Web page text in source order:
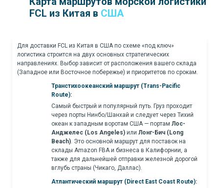
FCL из Китая в США
Для доставки FCL из Китая в США по схеме «под ключ»
логистика строится на двух основных стратегических
направлениях. Выбор зависит от расположения вашего склада
(Западное или Восточное побережье) и приоритетов по срокам.
Транстихоокеанский маршрут (Trans-Pacific
Route):
Самый быстрый и популярный путь. Груз проходит
через порты Нинбо/Шанхай и следует через Тихий
океан к западным воротам США — портам Лос-
Анджелес (Los Angeles) или Лонг-Бич (Long
Beach). Это основной маршрут для поставок на
склады Amazon FBA и бизнеса в Калифорнии, а
также для дальнейшей отправки железной дорогой
вглубь страны (Чикаго, Даллас).
Атлантический маршрут (Direct East Coast Route):